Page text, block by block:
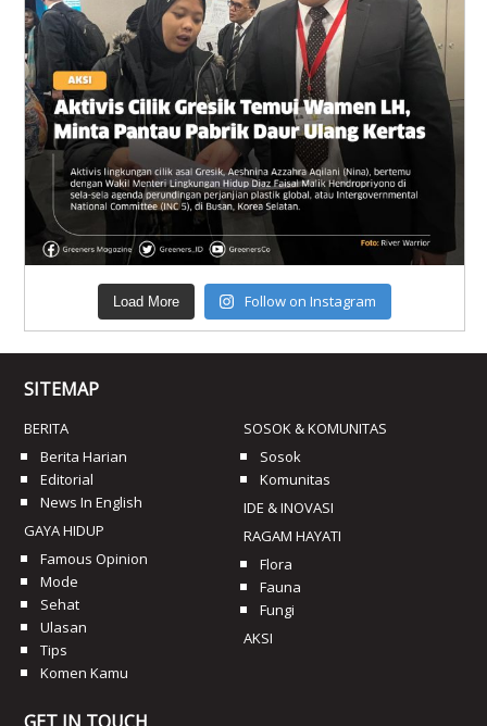
Load More Follow on Instagram
SITEMAP
BERITA
Berita Harian
Editorial
News In English
GAYA HIDUP
Famous Opinion
Mode
Sehat
Ulasan
Tips
Komen Kamu
SOSOK & KOMUNITAS
Sosok
Komunitas
IDE & INOVASI
RAGAM HAYATI
Flora
Fauna
Fungi
AKSI